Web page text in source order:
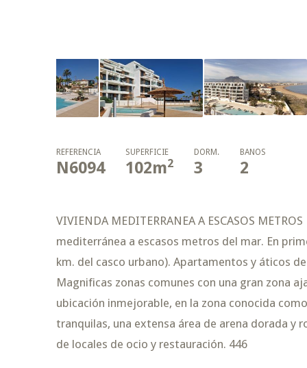
REFERENCIA
N6094
SUPERFICIE
102m2
DORM.
3
BAÑOS
2
VIVIENDA MEDITERRANEA A ESCASOS
mediterránea a escasos metros del mar. En
km. del casco urbano). Apartamentos y áticos
Magnificas zonas comunes con una gran zona
ubicación inmejorable, en la zona conocida
tranquilas, una extensa área de arena dorada y
de locales de ocio y restauración. 446